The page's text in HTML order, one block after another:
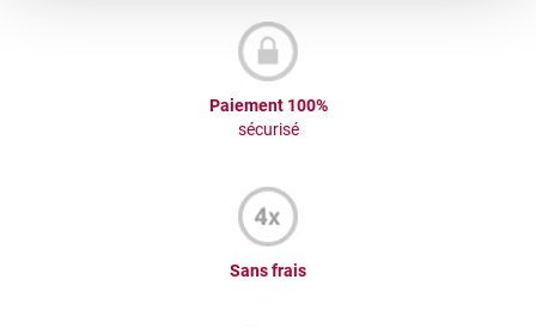
Paiement 100%
sécurisé
Sans frais